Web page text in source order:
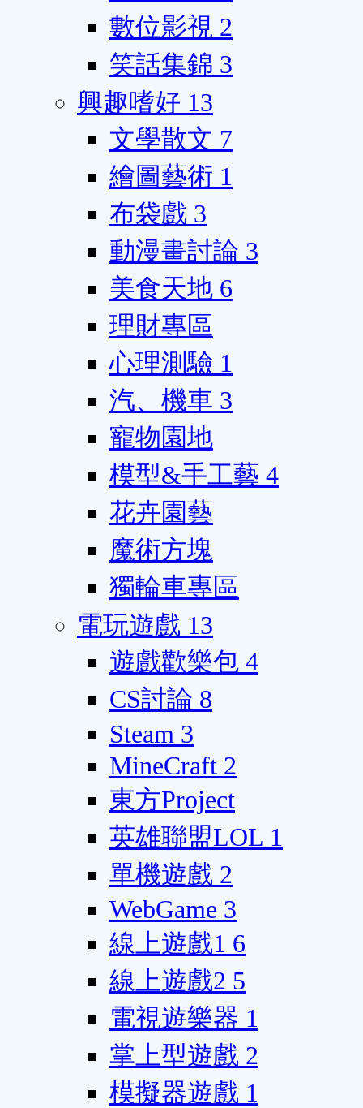
數位影視 2
笑話集錦 3
興趣嗜好 13
文學散文 7
繪圖藝術 1
布袋戲 3
動漫畫討論 3
美食天地 6
理財專區
心理測驗 1
汽、機車 3
寵物園地
模型&手工藝 4
花卉園藝
魔術方塊
獨輪車專區
電玩遊戲 13
遊戲歡樂包 4
CS討論 8
Steam 3
MineCraft 2
東方Project
英雄聯盟LOL 1
單機遊戲 2
WebGame 3
線上遊戲1 6
線上遊戲2 5
電視遊樂器 1
掌上型遊戲 2
模擬器遊戲 1